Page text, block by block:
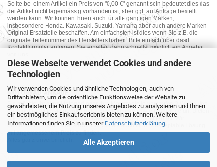
Diese Webseite verwendet Cookies und andere
Technologien
Wir verwenden Cookies und ähnliche Technologien, auch von
Drittanbietern, um die ordentliche Funktionsweise der Website zu
gewährleisten, die Nutzung unseres Angebotes zu analysieren und Ihnen
ein bestmögliches Einkaufserlebnis bieten zu können. Weitere
Informationen finden Sie in unserer Datenschutzerklärung.
Alle Akzeptieren
Sollte bei einem Artikel ein Preis von "0,00 €" genannt sein bedeutet dies das
der Artikel nicht lagermässig vorhanden ist, aber ggf. auf Anfrage bestellt
werden kann. Wir können Ihnen auch für alle gängigen Marken,
insbesondere Honda, Kawasaki, Suzuki, Yamaha aber auch andere Marken
Original Ersatzteile beschaffen. Am einfachsten ist dies wenn Sie z.B. die
originale Teilenummer des Herstellers haben. Bitte einfach über dasd
Kontaktformular anfragen. Sie erhalten dann schnellst möglich ein Angebot
MOTORRAD-ANKAUF
Sie möchte Ihr altes Motorrad oder Ihre Motorradteile verkaufen ? Wir kaufen
auch gebrauchte Motorräder und Ersatzteilträger sowie Ersatzteile an. Bieten
Sie uns doch unverbindlich das was Sie verkaufen möchten an. Wir
bemühen uns dann eine sowohl für Sie als auch für uns akzeptable Lösung
mit angemessenem Preis zu finden.